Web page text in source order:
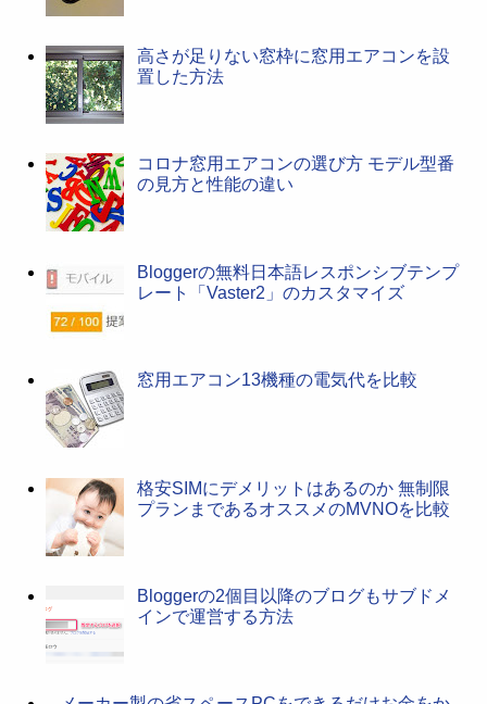
高さが足りない窓枠に窓用エアコンを設
置した方法
コロナ窓用エアコンの選び方 モデル型番
の見方と性能の違い
Bloggerの無料日本語レスポンシブテンプ
レート「Vaster2」のカスタマイズ
窓用エアコン13機種の電気代を比較
格安SIMにデメリットはあるのか 無制限
プランまであるオススメのMVNOを比較
Bloggerの2個目以降のブログもサブドメ
インで運営する方法